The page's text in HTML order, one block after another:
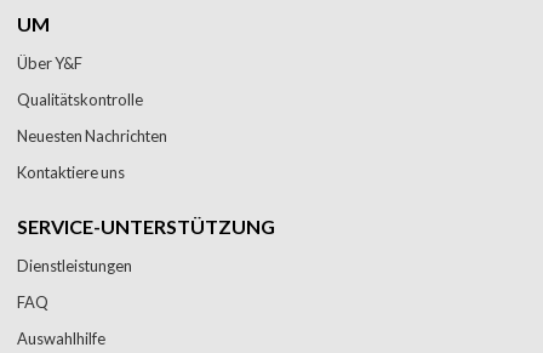
UM
Über Y&F
Qualitätskontrolle
Neuesten Nachrichten
Kontaktiere uns
SERVICE-UNTERSTÜTZUNG
Dienstleistungen
FAQ
Auswahlhilfe